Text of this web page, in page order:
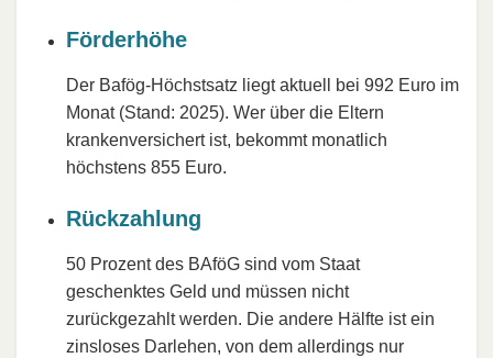
Förderhöhe
Der Bafög-Höchstsatz liegt aktuell bei 992 Euro im
Monat (Stand: 2025). Wer über die Eltern
krankenversichert ist, bekommt monatlich
höchstens 855 Euro.
Rückzahlung
50 Prozent des BAföG sind vom Staat
geschenktes Geld und müssen nicht
zurückgezahlt werden. Die andere Hälfte ist ein
zinsloses Darlehen, von dem allerdings nur